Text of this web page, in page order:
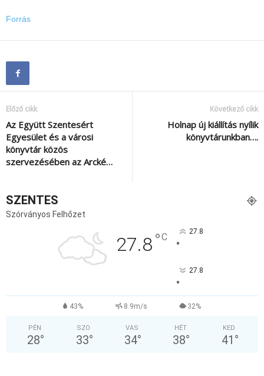
Forrás
Előző cikk
Az Együtt Szentesért
Egyesület és a városi
könyvtár közös
szervezésében az Arcké…
Következő cikk
Holnap új kiállítás nyílik
könyvtárunkban….
SZENTES
Szórványos Felhőzet
27.8°C 27.8
°
27.8
°
43% 8.9m/s 32%
PÉN
28°
SZO
33°
VAS
34°
HÉT
38°
KED
41 °